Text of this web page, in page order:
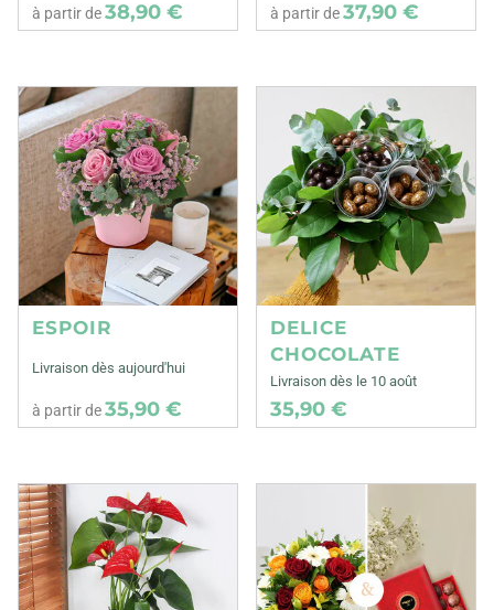
à partir de38,90 € à partir de37,90 €
ESPOIR
Livraison dès aujourd'hui
à partir de35,90 €
DELICE
CHOCOLATE
Livraison dès le 10 août
35,90 €